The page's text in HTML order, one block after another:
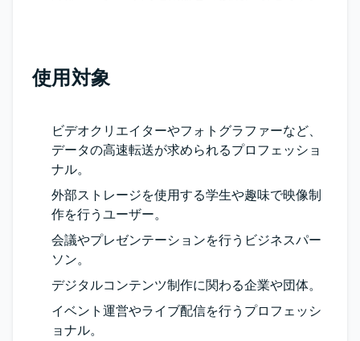
使用対象
ビデオクリエイターやフォトグラファーなど、
データの高速転送が求められるプロフェッショ
ナル。
外部ストレージを使用する学生や趣味で映像制
作を行うユーザー。
会議やプレゼンテーションを行うビジネスパー
ソン。
デジタルコンテンツ制作に関わる企業や団体。
イベント運営やライブ配信を行うプロフェッシ
ョナル。